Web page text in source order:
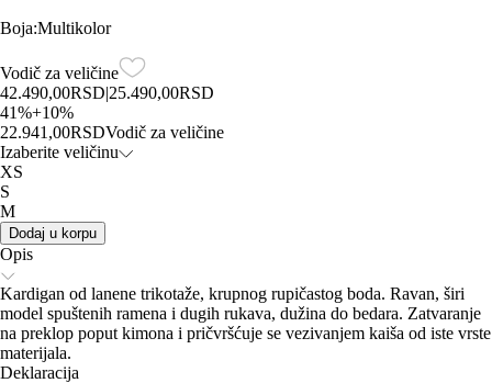
Boja:Multikolor
Vodič za veličine
42.490,00RSD|25.490,00RSD
41%+10%
22.941,00RSDVodič za veličine
Izaberite veličinu
XS
S
M
Dodaj u korpu
Opis
Kardigan od lanene trikotaže, krupnog rupičastog boda. Ravan, širi
model spuštenih ramena i dugih rukava, dužina do bedara. Zatvaranje
na preklop poput kimona i pričvršćuje se vezivanjem kaiša od iste vrste
materijala.
Deklaracija